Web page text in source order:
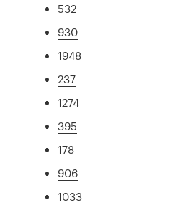
532
930
1948
237
1274
395
178
906
1033